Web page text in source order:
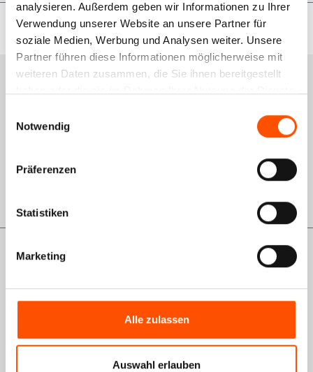
analysieren. Außerdem geben wir Informationen zu Ihrer
Verwendung unserer Website an unsere Partner für
soziale Medien, Werbung und Analysen weiter. Unsere
Partner führen diese Informationen möglicherweise mit
weiteren Daten zusammen, die Sie ihnen bereitgestellt
Notwendig
Präferenzen
Statistiken
Marketing
Alle zulassen
Auswahl erlauben
Services
Rückgabe
Informationen
Über uns
Impressum